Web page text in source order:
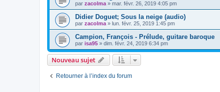
par zacolma » mar. févr. 26, 2019 4:05 pm
Didier Doguet; Sous la neige (audio)
par zacolma » lun. févr. 25, 2019 1:45 pm
Campion, François - Prélude, guitare baroque
par isa95 » dim. févr. 24, 2019 6:34 pm
Nouveau sujet
Retourner à l’index du forum